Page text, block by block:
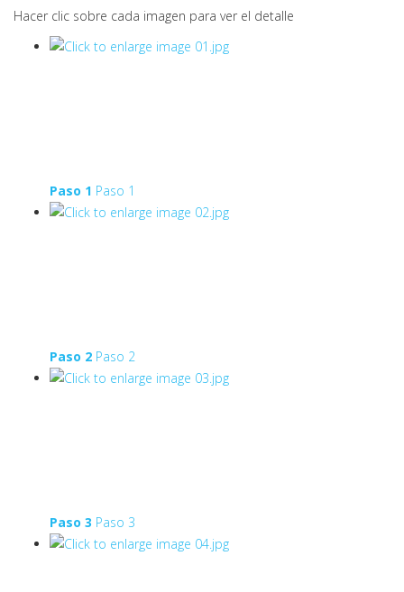
Hacer clic sobre cada imagen para ver el detalle
Paso 1 Paso 1
Paso 2 Paso 2
Paso 3 Paso 3